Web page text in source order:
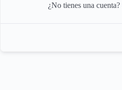
¿No tienes una cuenta?